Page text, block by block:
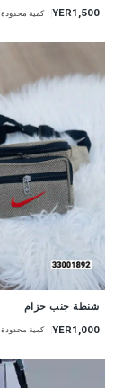
YER1,500 كمية محدودة
شنطة جنب حزام
YER1,000 كمية محدودة